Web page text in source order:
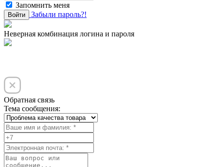
Запомнить меня
Войти Забыли пароль?!
Неверная комбинация логина и пароля
Обратная связь
Тема сообщения: